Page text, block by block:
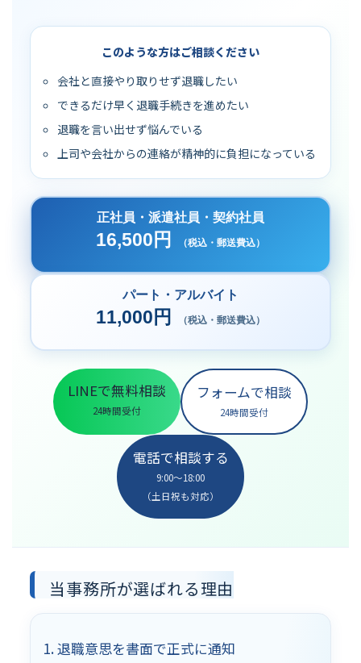
このような方はご相談ください
会社と直接やり取りせず退職したい
できるだけ早く退職手続きを進めたい
退職を言い出せず悩んでいる
上司や会社からの連絡が精神的に負担になっている
正社員・派遣社員・契約社員
16,500円 （税込・郵送費込）
パート・アルバイト
11,000円 （税込・郵送費込）
LINEで無料相談
24時間受付
フォームで相談
24時間受付
電話で相談する
9:00〜18:00
（土日祝も対応）
当事務所が選ばれる理由
1. 退職意思を書面で正式に通知